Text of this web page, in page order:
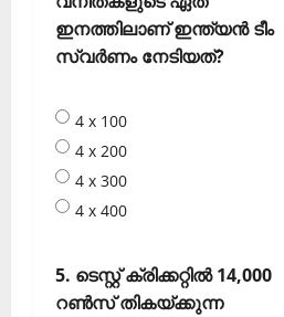
ഇനത്തിലാണ് ഇന്ത്യന്‍ ടീം
സ്വര്‍ണം നേടിയത്‌?
4 x 100
4 x 200
4 x 300
4 x 400
5. ടെസ്റ്റ് ക്രിക്കറ്റില്‍ 14,000
റണ്‍സ് തികയ്ക്കുന്ന